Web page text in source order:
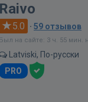
Raivo
5.0 · 59 отзывов
Был на сайте: 3 ч. 55 мин.
Latviski, По-русски
PRO